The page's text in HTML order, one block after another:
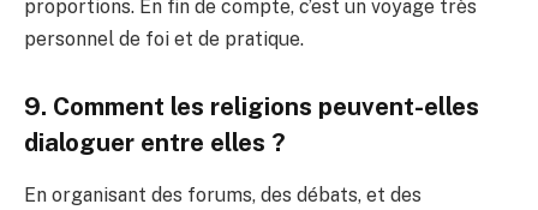
proportions. En fin de compte, c’est un voyage très
personnel de foi et de pratique.
9. Comment les religions peuvent-elles
dialoguer entre elles ?
En organisant des forums, des débats, et des